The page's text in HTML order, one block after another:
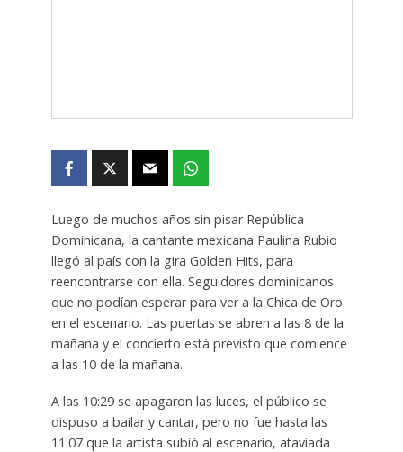
Luego de muchos años sin pisar República
Dominicana, la cantante mexicana Paulina Rubio
llegó al país con la gira Golden Hits, para
reencontrarse con ella. Seguidores dominicanos
que no podían esperar para ver a la Chica de Oro
en el escenario. Las puertas se abren a las 8 de la
mañana y el concierto está previsto que comience
a las 10 de la mañana.
A las 10:29 se apagaron las luces, el público se
dispuso a bailar y cantar, pero no fue hasta las
11:07 que la artista subió al escenario, ataviada